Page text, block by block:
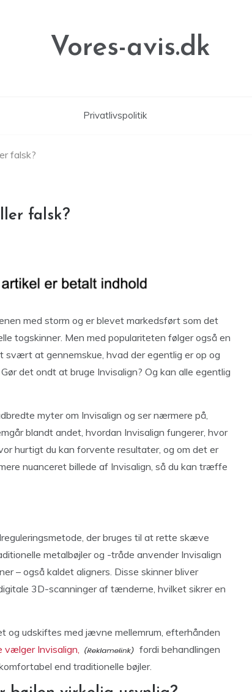
Vores-avis.dk
Privatlivspolitik
falsk?
falsk?
med storm og er blevet markedsført som det
togskinner. Men med populariteten følger også en
at gennemskue, hvad der egentlig er op og
det ondt at bruge Invisalign? Og kan alle egentlig
myter om Invisalign og ser nærmere på,
blandt andet, hvordan Invisalign fungerer, hvor
hurtigt du kan forvente resultater, og om det er
nuanceret billede af Invisalign, så du kan træffe
der bruges til at rette skæve
metalbøjler og -tråde anvender Invisalign
– også kaldet aligners. Disse skinner bliver
3D-scanninger af tænderne, hvilket sikrer en
udskiftes med jævne mellemrum, efterhånden
vælger Invisalign,
fordi behandlingen
end traditionelle bøjler.